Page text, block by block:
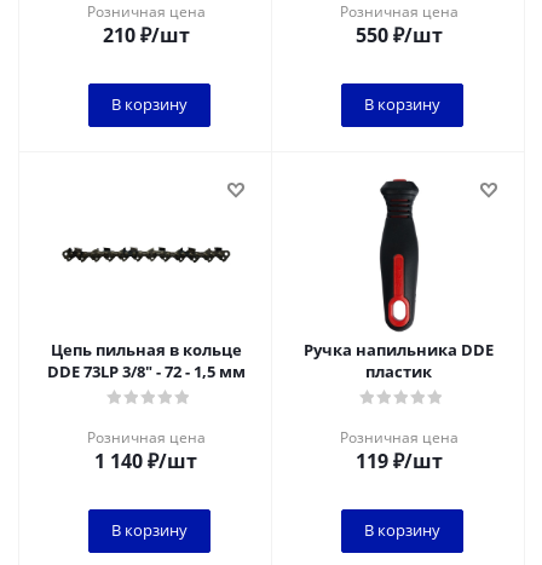
Розничная цена
210₽/шт
В корзину
Розничная цена
550₽/шт
В корзину
Цепь пильная в кольце
DDE 73LP 3/8" - 72 - 1,5 мм
Розничная цена
1 140₽/шт
В корзину
Ручка напильника DDE
пластик
Розничная цена
119₽/шт
В корзину